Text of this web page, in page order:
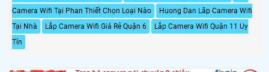
Camera Wifi Tại Phan Thiết Chọn Loại Nào
Huong Dan Lăp Camera Wifi
Tại Nhà
Lắp Camera Wifi Giá Rẻ Quận 6
Lắp Camera Wifi Quận 11 Uy
Tín